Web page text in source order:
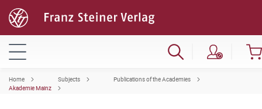
Home Subjects
Publications of the Academies
Akademie Mainz